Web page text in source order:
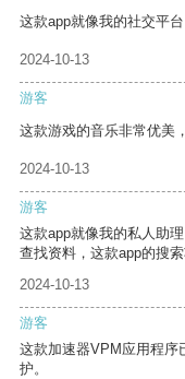
这款app就像我的社交平
2024-10-13
游客
这款游戏的音乐非常优美
2024-10-13
游客
这款app就像我的私人助
查找资料，这款app的搜
2024-10-13
游客
这款加速器VPM应用程序
护。